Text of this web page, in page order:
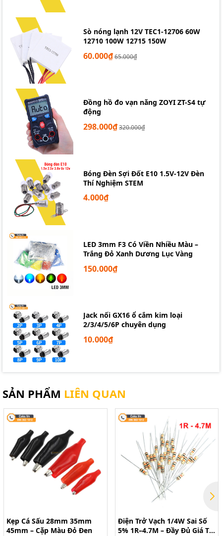
Sò nóng lạnh 12V TEC1-12706 60W
12710 100W 12715 150W
60.000₫65.000₫
Đồng hồ đo vạn năng ZOYI ZT-S4 tự
động
298.000₫320.000₫
Bóng Đèn Sợi Đốt E10 1.5V-12V Đèn
Thí Nghiệm STEM
4.000₫
LED 3mm F3 Có Viền Nhiều Màu –
Trắng Đỏ Xanh Dương Lục Vàng
150.000₫
Jack nối GX16 ổ cắm kim loại
2/3/4/5/6P chuyên dụng
10.000₫
SẢN PHẨM LIÊN QUAN
Kẹp Cá Sấu 28mm 35mm
45mm – Cặp Màu Đỏ Đen
Điện Trở Vạch 1/4W Sai Số
5% 1R–4.7M – Đầy Đủ Giá Trị